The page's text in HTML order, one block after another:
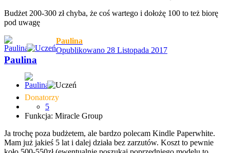
Budżet 200-300 zł chyba, że coś wartego i dołożę 100 to też biorę
pod uwagę
Paulina
Opublikowano 28 Listopada 2017
Paulina
Donatorzy
5
Funkcja: Miracle Group
Ja trochę poza budżetem, ale bardzo polecam Kindle Paperwhite.
Mam już jakieś 5 lat i dalej działa bez zarzutów. Koszt to pewnie